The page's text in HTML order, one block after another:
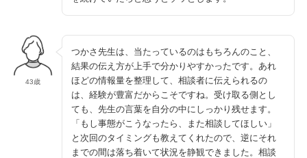
43歳
つかさ先生は、当たっているのはもちろんのこと、
結果の伝え方が上手で分かりやすかったです。あれ
ほどの情報量を整理して、相談者に伝えられるの
は、経験が豊富だからこそですね。受け取る側とし
ても、先生の言葉を自分の中にしっかり残せます。
「もし事態がこうなったら、また相談してほしい」
と次回のタイミングも教えてくれたので、逆にそれ
までの間は落ち着いて状況を静観できました。相談